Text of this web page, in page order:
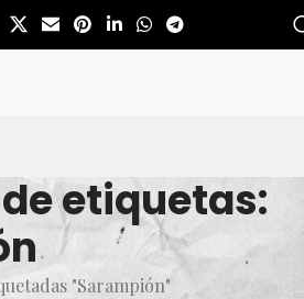
etiquetas:
"Sarampión"